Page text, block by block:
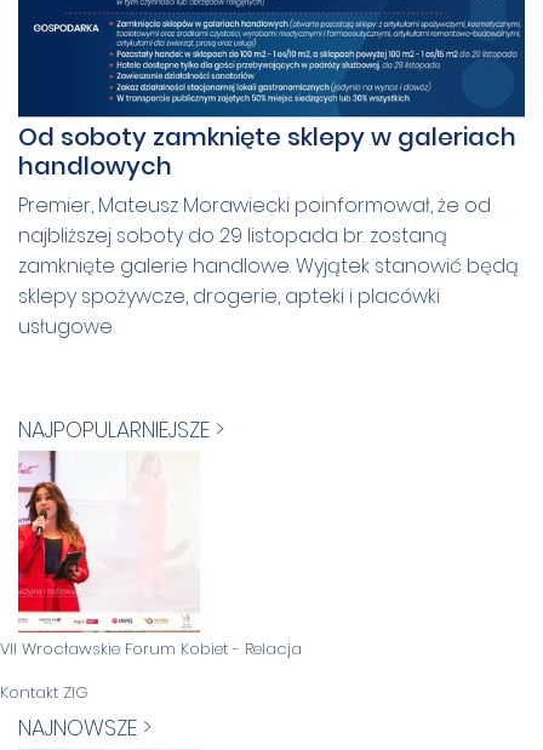
Od soboty zamknięte sklepy w galeriach
handlowych
Premier, Mateusz Morawiecki poinformował, że od
najbliższej soboty do 29 listopada br. zostaną
zamknięte galerie handlowe. Wyjątek stanowić będą
sklepy spożywcze, drogerie, apteki i placówki
usługowe
NAJPOPULARNIEJSZE >
VII Wrocławskie Forum Kobiet - Relacja
Kontakt ZIG
NAJNOWSZE >